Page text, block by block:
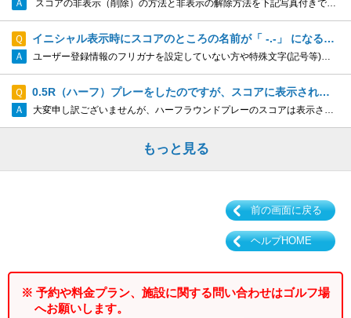
スコアの非表示（削除）の方法と非表示の解除方法を下記写真付きで説明致します。 ≪非表示する方法≫ ① 非表示にしたいスコア履歴を長押しをします ② 「非表示」ボタンをタップしてスコア一覧から非表示にします ...
イニシャル表示時にスコアのところの名前が「 -.-」 になる人がいます...
ユーザー登録情報のフリガナを設定していない方や特殊文字(記号等)が入っている方は「-.-」になります。
0.5R（ハーフ）プレーをしたのですが、スコアに表示されません。
大変申し訳ございませんが、ハーフラウンドプレーのスコアは表示されません。
もっと見る
前の画面に戻る
ヘルプHOME
※ 予約や料金プラン、施設に関する問い合わせはゴルフ場
へお願いします。